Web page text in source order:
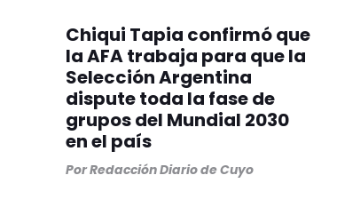
Chiqui Tapia confirmó que
la AFA trabaja para que la
Selección Argentina
dispute toda la fase de
grupos del Mundial 2030
en el país
PorRedacción Diario de Cuyo